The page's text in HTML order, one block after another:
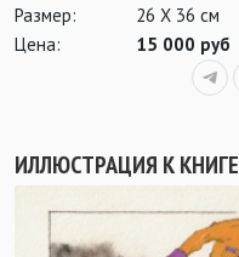
Размер:
26 Х 36 см
Цена:
15 000 руб
ИЛЛЮСТРАЦИЯ К